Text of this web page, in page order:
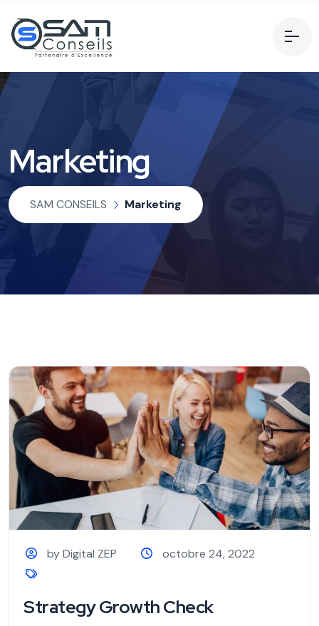
Marketing
SAM CONSEILS Marketing
by Digital ZEP octobre 24, 2022
Strategy Growth Check